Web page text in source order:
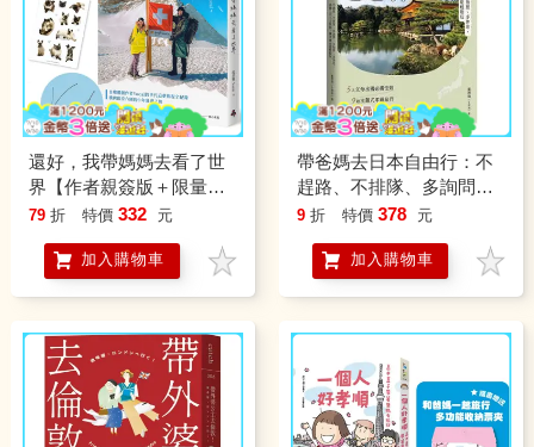
還好，我帶媽媽去看了世
界【作者親簽版＋限量貼
紙】(共兩款，隨機附贈)
79 折 特價 332 元
加入購物車
帶爸媽去日本自由行：不
趕路、不排隊、多詢問、
多拍照、多休息，掌握二
輕鬆玩
9 折 特價 378 元
加入購物車